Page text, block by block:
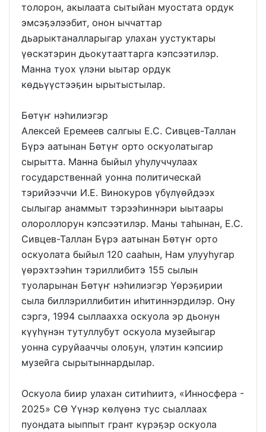
толорон, акылаата сытыйан муостата ордук
эмсэҕэлээбит, онон ыччаттар
дьарыктаналларыгар улахан уустуктары
үөскэтэрин дьокутааттарга кэпсээтилэр.
Манна туох үлэни ыытар ордук
көдьүүстээҕин ырытыстылар.
Бөтүҥ нэһилиэгэр
Алексей Еремеев салгыы Е.С. Сивцев-Таллан
Бүрэ аатынан Бөтүҥ орто оскуолатыгар
сырытта. Манна быйыл уһулуччулаах
государственнай уонна политическай
тэрийээччи И.Е. Винокуров үбүлүөйдээх
сылыгар анаммыт тэрээһиннэри ыытаары
олороллорун кэпсээтилэр. Маны таһынан, Е.С.
Сивцев-Таллан Бүрэ аатынан Бөтүҥ орто
оскуолата быйыл 120 сааһын, Нам улууһугар
үөрэхтээһин тэриллибитэ 155 сылын
туоларынан Бөтүҥ нэһилиэгэр Үөрэҕирии
сыла биллэриллибитин иһитиннэрдилэр. Ону
сэргэ, 1994 сыллаахха оскуола эр дьонун
күүһүнэн тутуллубут оскуола музейыгар
уонна суруйааччы олоҕун, үлэтин кэпсиир
музейга сырытыннардылар.
Оскуола биир улахан ситиһиитэ, «Инносфера -
2025» СӨ Үүнэр көлүөнэ тус сыаллаах
пуондата ыыппыт грант күрэҕэр оскуола